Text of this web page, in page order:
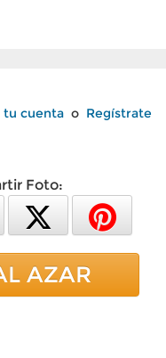
tu cuenta o Regístrate
Foto:
AZAR